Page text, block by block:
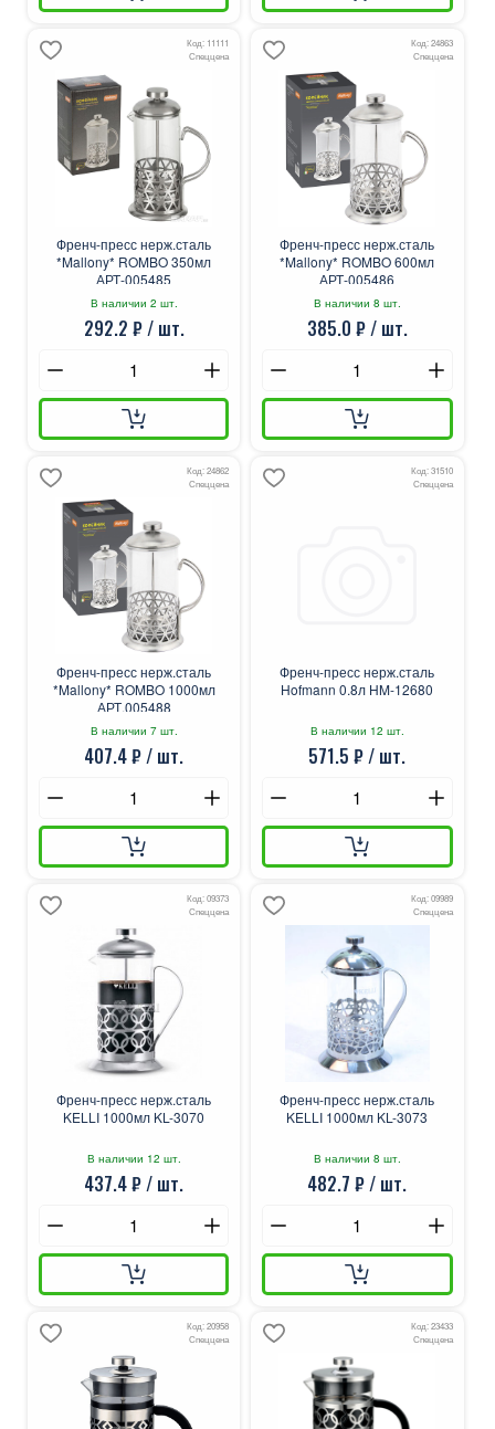
Код: 11111
Спеццена
Френч-пресс нерж.сталь
*Mallony* ROMBO 350мл
АРТ-005485
В наличии 2 шт.
292.2 ₽ / шт.
Код: 24863
Спеццена
Френч-пресс нерж.сталь
*Mallony* ROMBO 600мл
АРТ-005486
В наличии 8 шт.
385.0 ₽ / шт.
Код: 24862
Спеццена
Френч-пресс нерж.сталь
*Mallony* ROMBO 1000мл
АРТ.005488
В наличии 7 шт.
407.4 ₽ / шт.
Код: 31510
Спеццена
Френч-пресс нерж.сталь
Hofmann 0.8л HM-12680
В наличии 12 шт.
571.5 ₽ / шт.
Код: 09373
Спеццена
Френч-пресс нерж.сталь
KELLI 1000мл KL-3070
В наличии 12 шт.
437.4 ₽ / шт.
Код: 09989
Спеццена
Френч-пресс нерж.сталь
KELLI 1000мл KL-3073
В наличии 8 шт.
482.7 ₽ / шт.
Код: 20958
Спеццена
Код: 23433
Спеццена